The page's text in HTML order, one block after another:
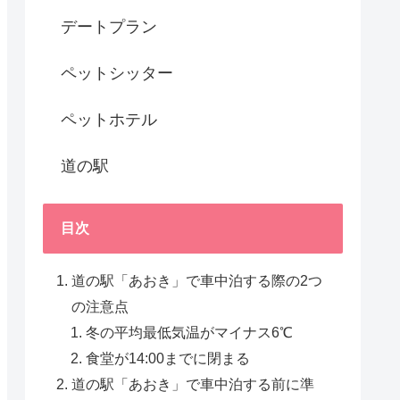
デートプラン
ペットシッター
ペットホテル
道の駅
目次
道の駅「あおき」で車中泊する際の2つ
の注意点
冬の平均最低気温がマイナス6℃
食堂が14:00までに閉まる
道の駅「あおき」で車中泊する前に準